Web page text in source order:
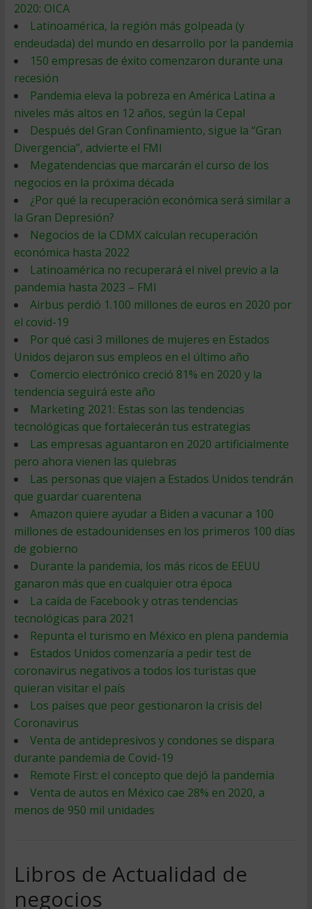
2020: OICA
Latinoamérica, la región más golpeada (y
endeudada) del mundo en desarrollo por la pandemia
150 empresas de éxito comenzaron durante una
recesión
Pandemia eleva la pobreza en América Latina a
niveles más altos en 12 años, según la Cepal
Después del Gran Confinamiento, sigue la “Gran
Divergencia”, advierte el FMI
Megatendencias que marcarán el curso de los
negocios en la próxima década
¿Por qué la recuperación económica será similar a
la Gran Depresión?
Negocios de la CDMX calculan recuperación
económica hasta 2022
Latinoamérica no recuperará el nivel previo a la
pandemia hasta 2023 – FMI
Airbus perdió 1.100 millones de euros en 2020 por
el covid-19
Por qué casi 3 millones de mujeres en Estados
Unidos dejaron sus empleos en el último año
Comercio electrónico creció 81% en 2020 y la
tendencia seguirá este año
Marketing 2021: Estas son las tendencias
tecnológicas que fortalecerán tus estrategias
Las empresas aguantaron en 2020 artificialmente
pero ahora vienen las quiebras
Las personas que viajen a Estados Unidos tendrán
que guardar cuarentena
Amazon quiere ayudar a Biden a vacunar a 100
millones de estadounidenses en los primeros 100 días
de gobierno
Durante la pandemia, los más ricos de EEUU
ganaron más que en cualquier otra época
La caída de Facebook y otras tendencias
tecnológicas para 2021
Repunta el turismo en México en plena pandemia
Estados Unidos comenzaría a pedir test de
coronavirus negativos a todos los turistas que
quieran visitar el país
Los países que peor gestionaron la crisis del
Coronavirus
Venta de antidepresivos y condones se dispara
durante pandemia de Covid-19
Remote First: el concepto que dejó la pandemia
Venta de autos en México cae 28% en 2020, a
menos de 950 mil unidades
Libros de Actualidad de
negocios